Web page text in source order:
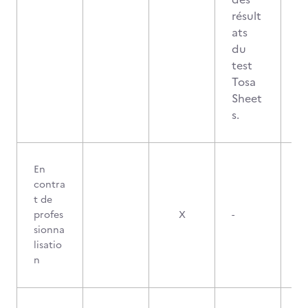
résult
ats
du
test
Tosa
Sheet
s.
En
contra
t de
profes
sionna
lisatio
n
X -